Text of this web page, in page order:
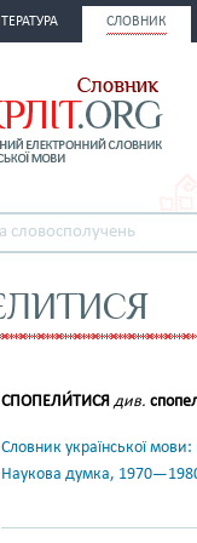
СЛОВНИК
СПОПЕЛИ́ТИСЯ див.
Словник української
Наукова думка,